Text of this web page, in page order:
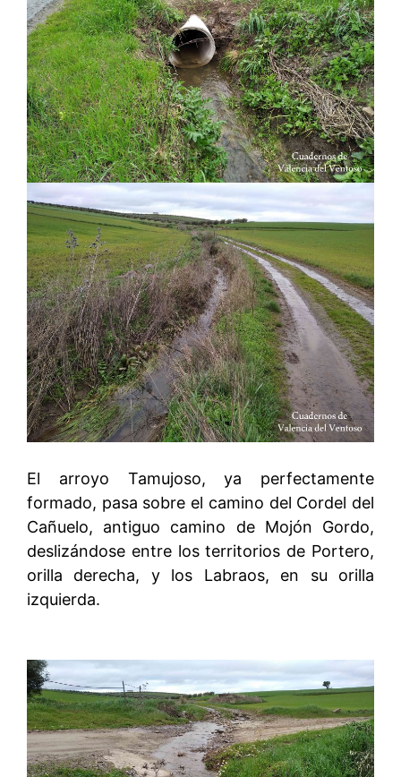
El arroyo Tamujoso, ya perfectamente
formado, pasa sobre el camino del Cordel del
Cañuelo, antiguo camino de Mojón Gordo,
deslizándose entre los territorios de Portero,
orilla derecha, y los Labraos, en su orilla
izquierda.